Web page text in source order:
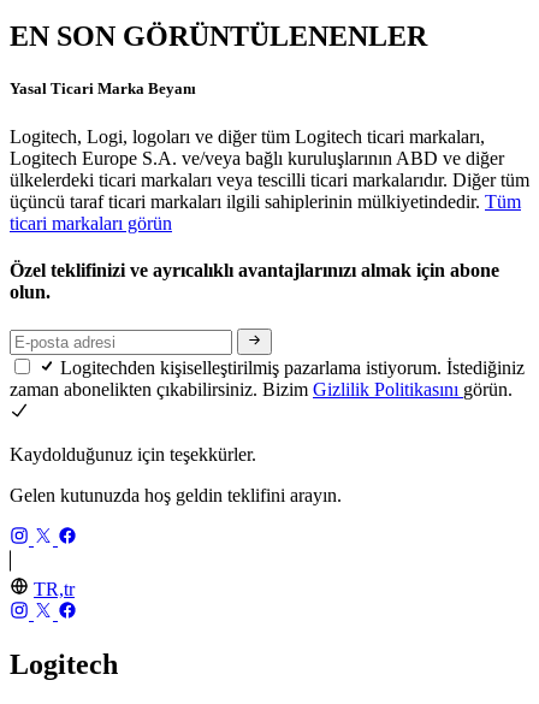
EN SON GÖRÜNTÜLENENLER
Yasal Ticari Marka Beyanı
Logitech, Logi, logoları ve diğer tüm Logitech ticari markaları,
Logitech Europe S.A. ve/veya bağlı kuruluşlarının ABD ve diğer
ülkelerdeki ticari markaları veya tescilli ticari markalarıdır. Diğer tüm
üçüncü taraf ticari markaları ilgili sahiplerinin mülkiyetindedir. Tüm
ticari markaları görün
Özel teklifinizi ve ayrıcalıklı avantajlarınızı almak için abone
olun.
Logitechden kişiselleştirilmiş pazarlama istiyorum. İstediğiniz
zaman abonelikten çıkabilirsiniz. Bizim Gizlilik Politikasını görün.
Kaydolduğunuz için teşekkürler.
Gelen kutunuzda hoş geldin teklifini arayın.
TR,tr
Logitech